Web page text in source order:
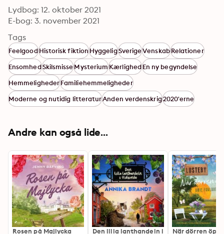
Lydbog: 12. oktober 2021
E-bog: 3. november 2021
Tags
FeelgoodHistorisk fiktionHyggeligSverigeVenskabRelationer
EnsomhedSkilsmisseMysteriumKærlighedEn ny begyndelse
HemmelighederFamiliehemmeligheder
Moderne og nutidig litteraturAnden verdenskrig2020'erne
Andre kan også lide...
Rosen på Majlycka Den lilla lanthandeln i När dörren